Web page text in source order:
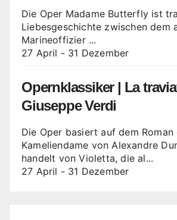
Die Oper Madame Butterfly ist
Liebesgeschichte zwischen dem
Marineoffizier ...
27 April - 31 Dezember
Opernklassiker | La
Giuseppe Verdi
Die Oper basiert auf dem Roman
Kameliendame von Alexandre
handelt von Violetta, die al...
27 April - 31 Dezember